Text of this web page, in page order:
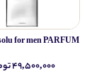
۴۹,۵۰۰,۰۰۰ تومان